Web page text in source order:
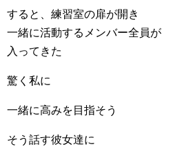
すると、練習室の扉が開き
一緒に活動するメンバー全員が
入ってきた
驚く私に
一緒に高みを目指そう
そう話す彼女達に